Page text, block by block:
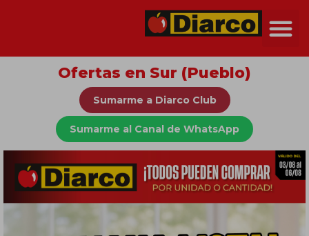
Ofertas en Sur (Pueblo)
Sumarme a Diarco Club
Sumarme al Canal de WhatsApp